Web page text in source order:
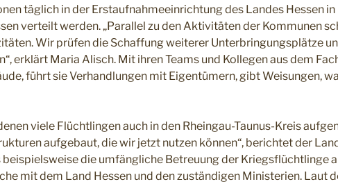
täglich in der Erstaufnahmeeinrichtung des Landes Hessen in
verteilt werden. „Parallel zu den Aktivitäten der Kommunen
Wir prüfen die Schaffung weiterer Unterbringungsplätze
erklärt Maria Alisch. Mit ihren Teams und Kollegen aus dem
führt sie Verhandlungen mit Eigentümern, gibt Weisungen,
viele Flüchtlingen auch in den Rheingau-Taunus-Kreis
aufgebaut, die wir jetzt nutzen können“, berichtet der
die umfängliche Betreuung der Kriegsflüchtlinge
mit dem Land Hessen und den zuständigen Ministerien. Laut